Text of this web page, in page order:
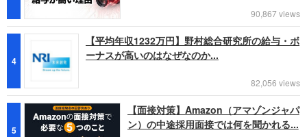
90,867 views
4
【平均年収1232万円】野村総合研究所の給与・ボ
ーナスが高いのはなぜなのか...
82,056 views
5
【面接対策】Amazon（アマゾンジャパ
ン）の中途採用面接では何を聞かれる...